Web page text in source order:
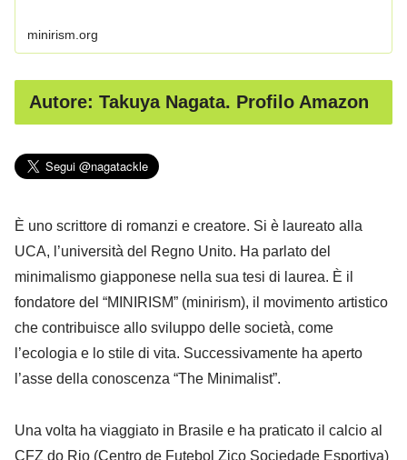
minirism.org
Autore: Takuya Nagata. Profilo Amazon
È uno scrittore di romanzi e creatore. Si è laureato alla
UCA, l’università del Regno Unito. Ha parlato del
minimalismo giapponese nella sua tesi di laurea. È il
fondatore del “MINIRISM” (minirism), il movimento artistico
che contribuisce allo sviluppo delle società, come
l’ecologia e lo stile di vita. Successivamente ha aperto
l’asse della conoscenza “The Minimalist”.
Una volta ha viaggiato in Brasile e ha praticato il calcio al
CFZ do Rio (Centro de Futebol Zico Sociedade Esportiva)